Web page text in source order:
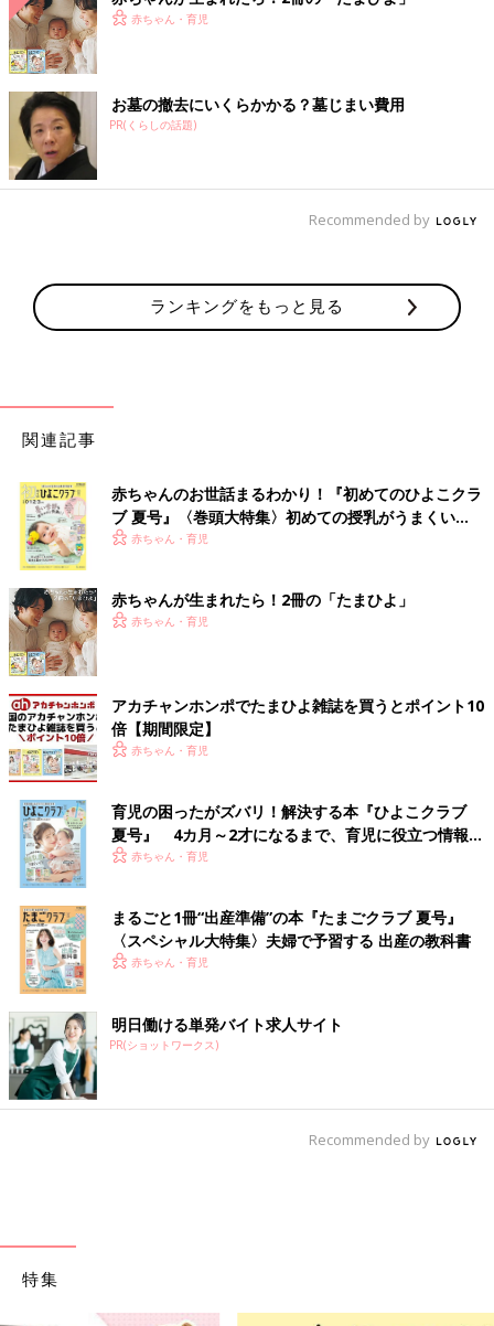
赤ちゃん・育児
お墓の撤去にいくらかかる？墓じまい費用
PR(くらしの話題)
Recommended by
ランキングをもっと見る
関連記事
赤ちゃんのお世話まるわかり！『初めてのひよこクラ
ブ 夏号』〈巻頭大特集〉初めての授乳がうまくい
く！ おっぱい・ミルクの基本と夏のトラブル 解決テ
赤ちゃん・育児
赤ちゃんが生まれたら！2冊の「たまひよ」
赤ちゃん・育児
アカチャンホンポでたまひよ雑誌を買うとポイント10
倍【期間限定】
赤ちゃん・育児
育児の困ったがズバリ！解決する本『ひよこクラブ
夏号』 4カ月～2才になるまで、育児に役立つ情報が
いっぱい！
赤ちゃん・育児
まるごと1冊“出産準備”の本『たまごクラブ 夏号』
〈スペシャル大特集〉夫婦で予習する 出産の教科書
赤ちゃん・育児
明日働ける単発バイト求人サイト
PR(ショットワークス)
Recommended by
特集